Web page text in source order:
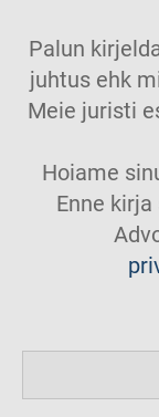
Palun
juhtus ehk
Meie juristi
Hoiame
Enne